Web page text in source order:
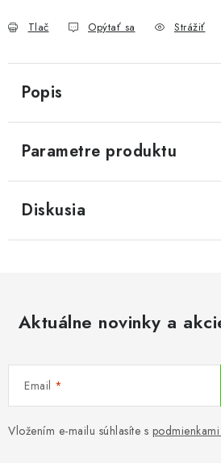
Tlač Opýtať sa Strážiť
Popis
Parametre produktu
Diskusia
Aktuálne novinky a
Email
Vložením e-mailu súhlasíte s